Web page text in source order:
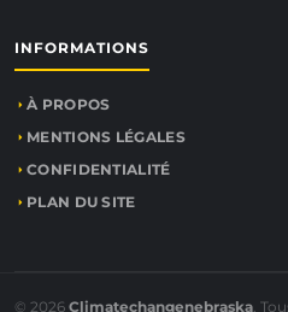
INFORMATIONS
À PROPOS
MENTIONS LÉGALES
CONFIDENTIALITÉ
PLAN DU SITE
© 2026 Climatechangenebraska.